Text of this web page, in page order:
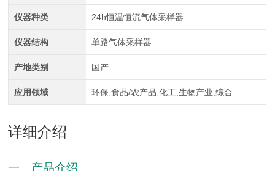
仪器种类 24h恒温恒流气体采样器
仪器结构 单路气体采样器
产地类别 国产
应用领域 环保,食品/农产品,化工,生物产业,综合
详细介绍
一、产品介绍